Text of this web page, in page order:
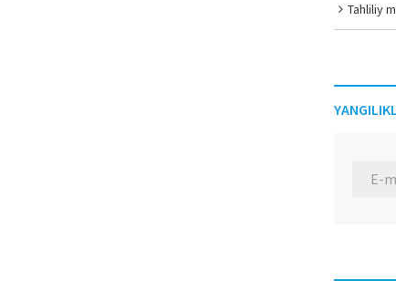
Tahliliy